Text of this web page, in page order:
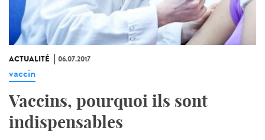
ACTUALITÉ 06.07.2017
vaccin
Vaccins, pourquoi ils sont
indispensables